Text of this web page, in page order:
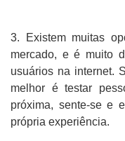
3. Existem muitas
mercado, e é muito
usuários na internet.
melhor é testar
próxima, sente-se e
própria experiência.